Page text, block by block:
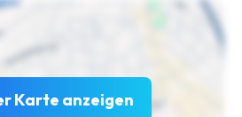
Karte anzeigen